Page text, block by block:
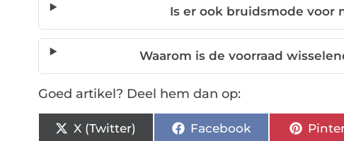
Is er ook bruidsmode voor
Waarom is de voorraad
Goed artikel? Deel hem dan op:
X (Twitter) Facebook